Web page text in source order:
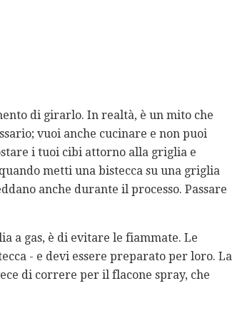
di girarlo. In realtà, è un mito che
vuoi anche cucinare e non puoi
i tuoi cibi attorno alla griglia e
metti una bistecca su una griglia
anche durante il processo. Passare
a gas, è di evitare le fiammate. Le
- e devi essere preparato per loro. La
di correre per il flacone spray, che